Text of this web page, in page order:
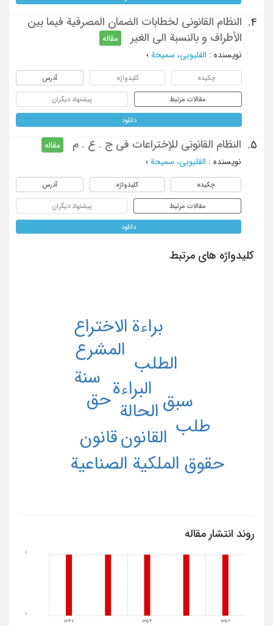
4.
النظام القانونی لخطابات الضمان المصرفیة فیما بین
الأطراف و بالنسبة الی الغیر
مقاله
نویسنده : القلیوبی، سمیحة ؛
چکیده کلیدواژه آدرس
مقالات مرتبط پیشنهاد دیگران
دانلود
5. النظام القانونی للإختراعات فی ج . ع . م
مقاله
نویسنده : القلیوبی، سمیحة ؛
چکیده کلیدواژه آدرس
مقالات مرتبط پیشنهاد دیگران
دانلود
کلیدواژه های مرتبط
البراءة
الحالة
الطلب
القانون
المشرع
براءة الاختراع
حق
حقوق الملکیة الصناعیة
سبق
سنة
طلب
قانون
روند انتشار مقاله
1347 1354 1356
0
1